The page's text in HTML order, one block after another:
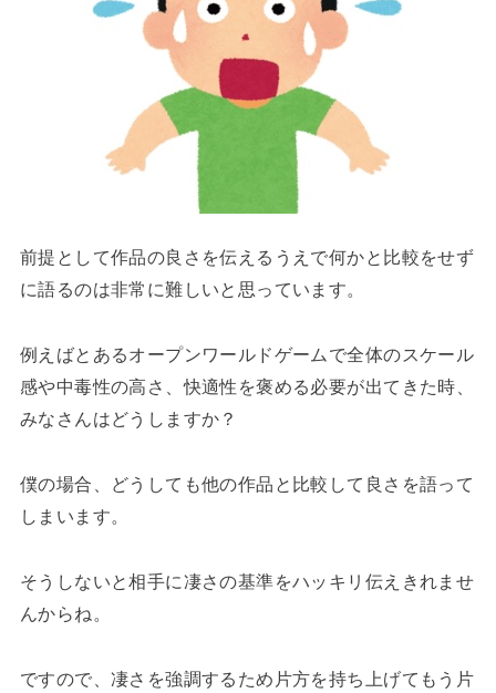
前提として作品の良さを伝えるうえで何かと比較をせず
に語るのは非常に難しいと思っています。
例えばとあるオープンワールドゲームで全体のスケール
感や中毒性の高さ、快適性を褒める必要が出てきた時、
みなさんはどうしますか？
僕の場合、どうしても他の作品と比較して良さを語って
しまいます。
そうしないと相手に凄さの基準をハッキリ伝えきれませ
んからね。
ですので、凄さを強調するため片方を持ち上げてもう片